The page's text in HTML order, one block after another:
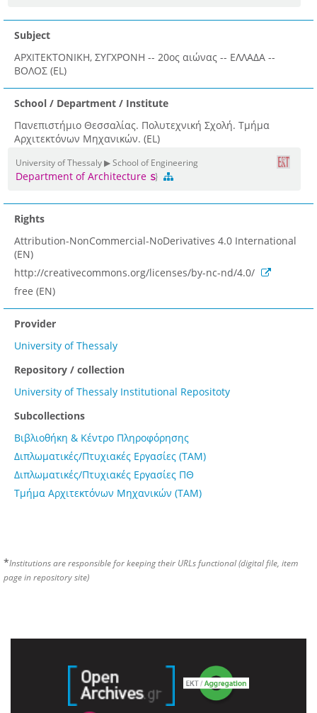
Subject
ΑΡΧΙΤΕΚΤΟΝΙΚΗ, ΣΥΓΧΡΟΝΗ -- 20ος αιώνας -- ΕΛΛΑΔΑ --
ΒΟΛΟΣ (EL)
School / Department / Institute
Πανεπιστήμιο Θεσσαλίας. Πολυτεχνική Σχολή. Τμήμα
Αρχιτεκτόνων Μηχανικών. (EL)
University of Thessaly ▶ School of Engineering
Department of Architecture
Rights
Attribution-NonCommercial-NoDerivatives 4.0 International
(EN)
http://creativecommons.org/licenses/by-nc-nd/4.0/
free (EN)
Provider
University of Thessaly
Repository / collection
University of Thessaly Institutional Repositoty
Subcollections
Βιβλιοθήκη & Κέντρο Πληροφόρησης
Διπλωματικές/Πτυχιακές Εργασίες (ΤΑΜ)
Διπλωματικές/Πτυχιακές Εργασίες ΠΘ
Τμήμα Αρχιτεκτόνων Μηχανικών (ΤΑΜ)
*Institutions are responsible for keeping their URLs functional (digital file, item
page in repository site)